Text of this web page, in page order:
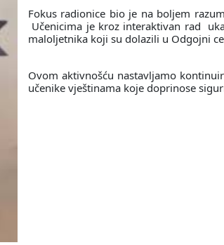
Fokus radionice bio je na boljem
Učenicima je kroz interaktivan rad
maloljetnika koji su dolazili u Odgojni
Ovom aktivnošću nastavljamo
učenike vještinama koje doprinose